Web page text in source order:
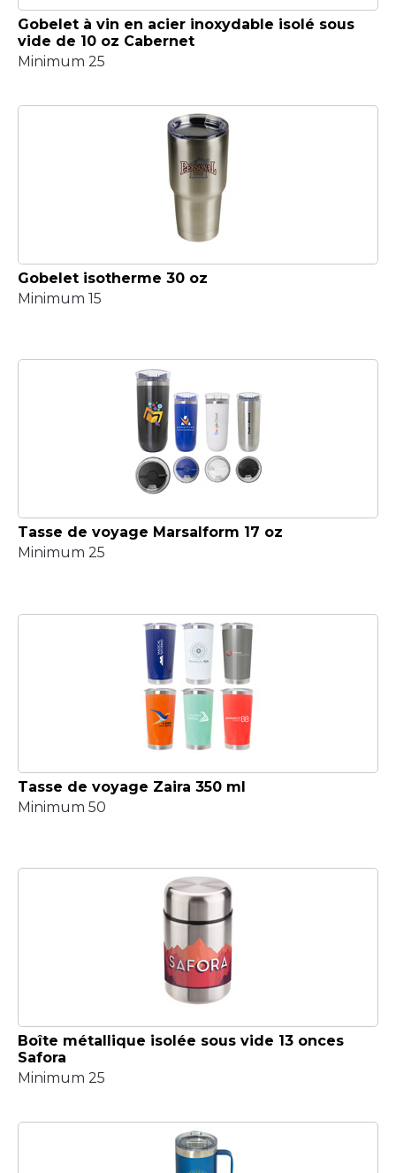
Gobelet à vin en acier inoxydable isolé sous
vide de 10 oz Cabernet
Minimum 25
Gobelet isotherme 30 oz
Minimum 15
Tasse de voyage Marsalform 17 oz
Minimum 25
Tasse de voyage Zaira 350 ml
Minimum 50
Boîte métallique isolée sous vide 13 onces
Safora
Minimum 25